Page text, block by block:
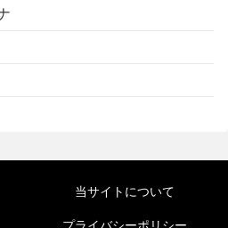
当サイトについて
プライバシーポリシー